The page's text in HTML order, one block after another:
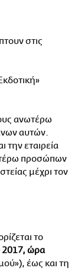
στις
ανωτέρω
αυτών.
την εταιρεία
προσώπων
μέχρι τον
το
2017, ώρα
έως και τη